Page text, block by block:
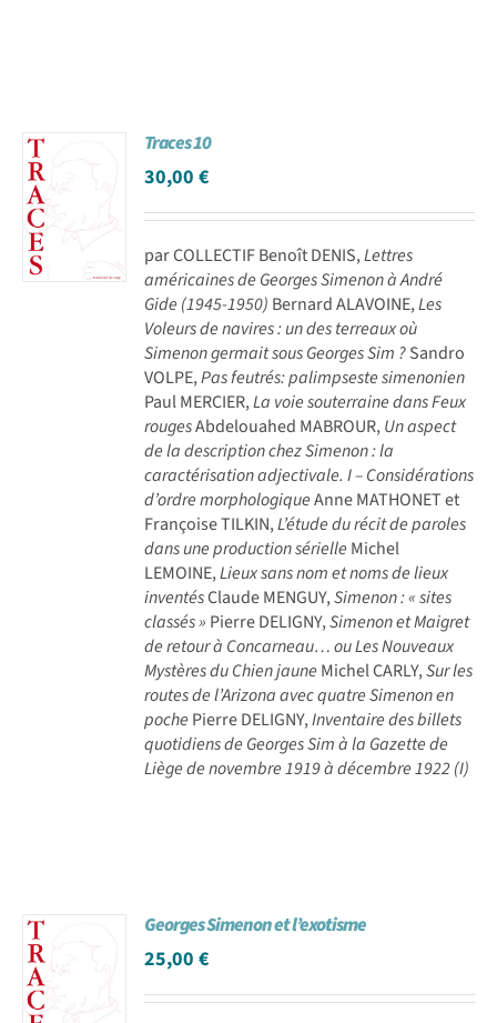
Traces 10
30,00€
par COLLECTIF Benoît DENIS,Lettres
américaines de Georges Simenon à André
Gide (1945-1950) Bernard ALAVOINE,Les
Voleurs de navires : un des terreaux où
Simenon germait sous Georges Sim ?Sandro
VOLPE,Pas feutrés: palimpseste simenonien
Paul MERCIER,La voie souterraine dans Feux
rougesAbdelouahed MABROUR,Un aspect
de la description chez Simenon : la
caractérisation adjectivale. I – Considérations
d’ordre morphologiqueAnne MATHONET et
Françoise TILKIN,L’étude du récit de paroles
dans une production sérielle Michel
LEMOINE,Lieux sans nom et noms de lieux
inventésClaude MENGUY,Simenon : « sites
classés » Pierre DELIGNY,Simenon et Maigret
de retour à Concarneau… ou Les Nouveaux
Mystères du Chien jaune Michel CARLY,Sur les
routes de l’Arizona avec quatre Simenon en
poche Pierre DELIGNY,Inventaire des billets
quotidiens de Georges Sim à la Gazette de
Liège de novembre 1919 à décembre 1922 (I)
Georges Simenon et l’exotisme
25,00€